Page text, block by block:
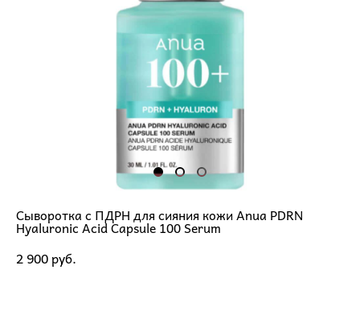
Сыворотка с ПДРН для сияния кожи Anua PDRN
Hyaluronic Acid Capsule 100 Serum
2 900 pуб.